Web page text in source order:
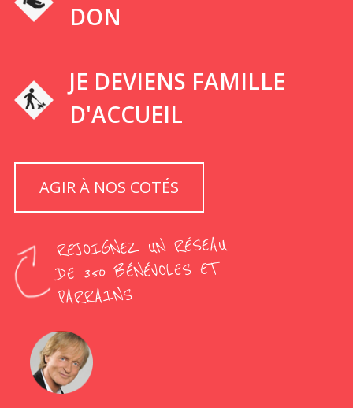
DON
JE DEVIENS FAMILLE
D'ACCUEIL
AGIR À NOS COTÉS
REJOIGNEZ UN RÉSEAU
DE 350 BÉNÉVOLES ET
PARRAINS